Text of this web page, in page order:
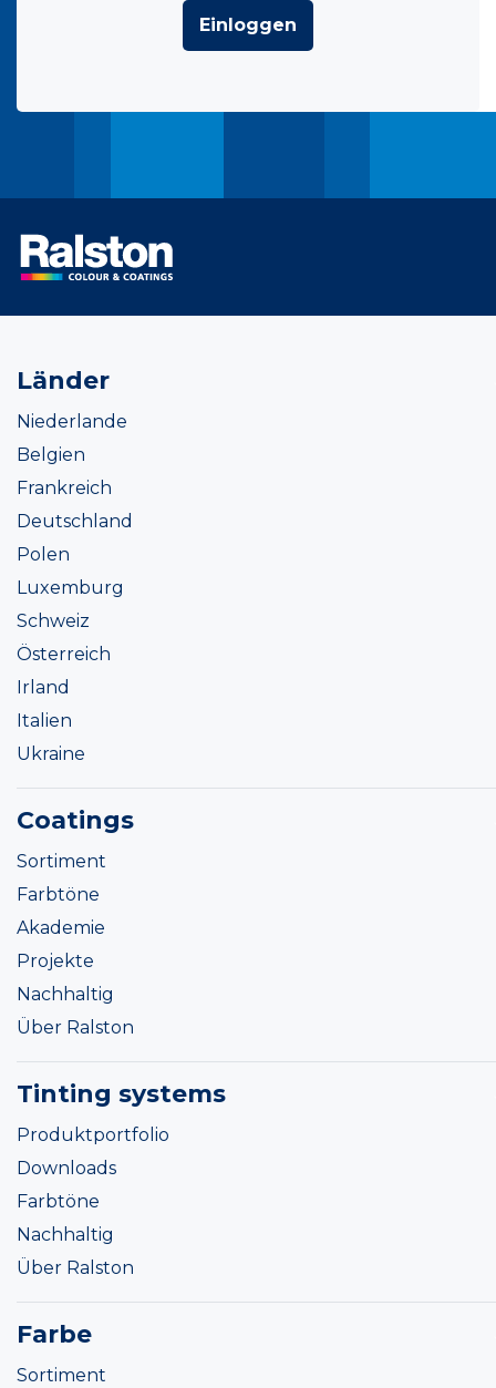
Einloggen
Länder
Niederlande
Belgien
Frankreich
Deutschland
Polen
Luxemburg
Schweiz
Österreich
Irland
Italien
Ukraine
Coatings
Sortiment
Farbtöne
Akademie
Projekte
Nachhaltig
Über Ralston
Tinting systems
Produktportfolio
Downloads
Farbtöne
Nachhaltig
Über Ralston
Farbe
Sortiment